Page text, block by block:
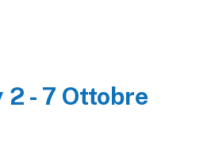
2 - 7 Ottobre